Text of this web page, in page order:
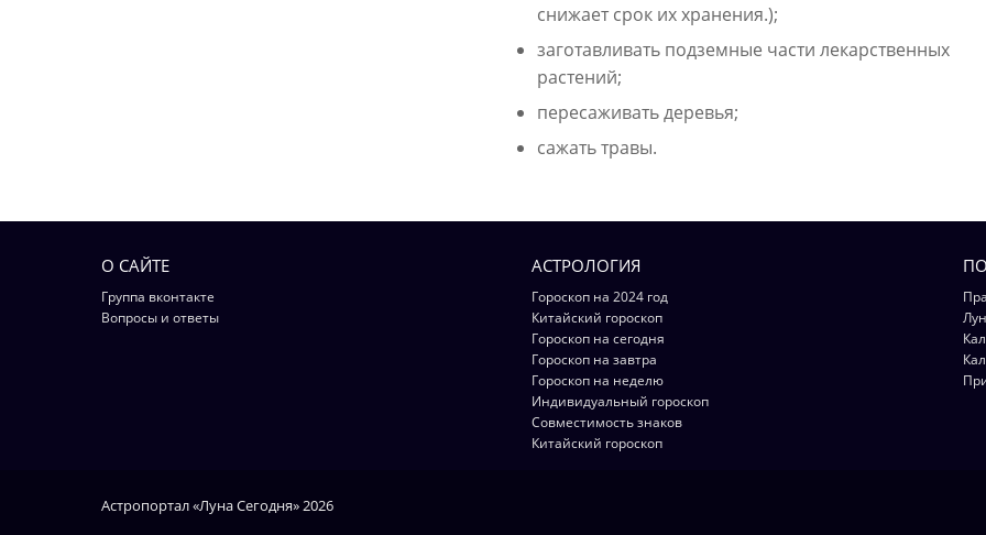
снижает срок их хранения.);
заготавливать подземные части лекарственных
растений;
пересаживать деревья;
сажать травы.
О САЙТЕ
Группа вконтакте
Вопросы и ответы
АСТРОЛОГИЯ
Гороскоп на 2024 год
Китайский гороскоп
Гороскоп на сегодня
Гороскоп на завтра
Гороскоп на неделю
Индивидуальный гороскоп
Совместимость знаков
Китайский гороскоп
Астропортал «Луна Сегодня» 2026